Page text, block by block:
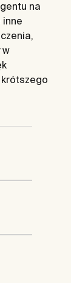
na
inne
w
krótszego